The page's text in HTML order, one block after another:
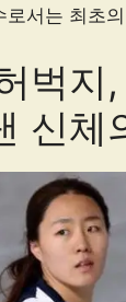
로서는 최초
벅지
신체